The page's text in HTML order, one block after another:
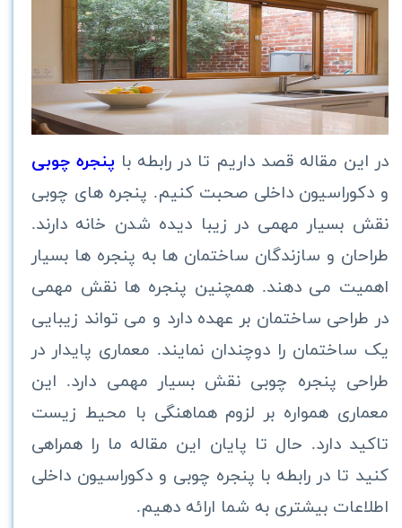
در این مقاله قصد داریم تا در رابطه با پنجره چوبی
و دکوراسیون داخلی صحبت کنیم. پنجره های چوبی
نقش بسیار مهمی در زیبا دیده شدن خانه دارند.
طراحان و سازندگان ساختمان ها به پنجره ها بسیار
اهمیت می دهند. همچنین پنجره ها نقش مهمی
در طراحی ساختمان بر عهده دارد و می تواند زیبایی
یک ساختمان را دوچندان نمایند. معماری پایدار در
طراحی پنجره چوبی نقش بسیار مهمی دارد. این
معماری همواره بر لزوم هماهنگی با محیط زیست
تاکید دارد. حال تا پایان این مقاله ما را همراهی
کنید تا در رابطه با پنجره چوبی و دکوراسیون داخلی
اطلاعات بیشتری به شما ارائه دهیم.